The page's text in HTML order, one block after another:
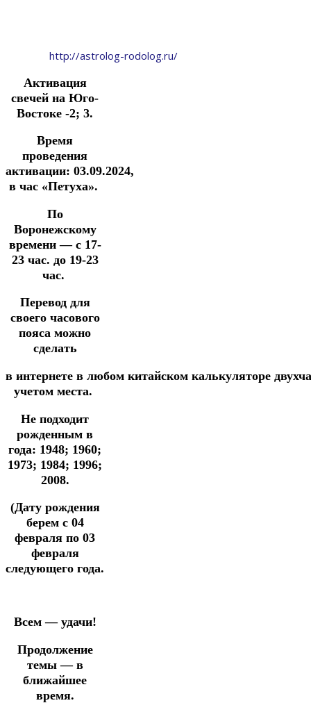
http://astrolog-rodolog.ru/
Активация
свечей на Юго-
Востоке -2; 3.
Время
проведения
активации: 03.09.2024,
в час «Петуха».
По
Воронежскому
времени — с 17-
23 час. до 19-23
час.
Перевод для
своего часового
пояса можно
сделать
в интернете в любом китайском калькуляторе
учетом места.
Не подходит
рожденным в
года: 1948; 1960;
1973; 1984; 1996;
2008.
(Дату рождения
берем с 04
февраля по 03
февраля
следующего года.
Всем — удачи!
Продолжение
темы — в
ближайшее
время.